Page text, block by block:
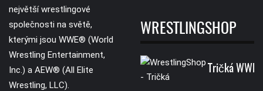
největší wrestlingové
společnosti na světě,
kterými jsou WWE® (World
Wrestling Entertainment,
Inc.) a AEW® (All Elite
Wrestling, LLC).
WRESTLINGSHOP
Tričká WWE